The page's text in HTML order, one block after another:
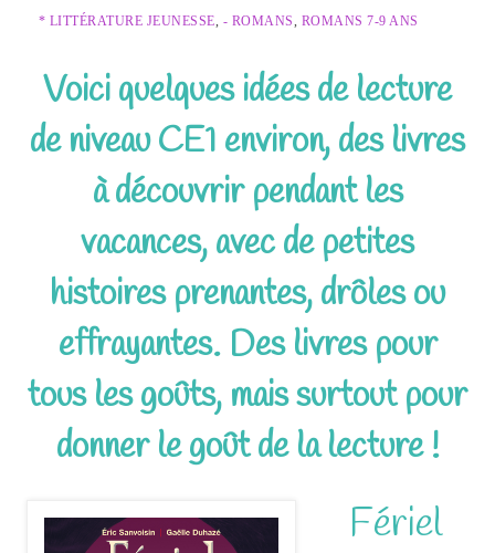
* LITTÉRATURE JEUNESSE, - ROMANS, ROMANS 7-9 ANS
Voici quelques idées de lecture
de niveau CE1 environ, des livres
à découvrir pendant les
vacances, avec de petites
histoires prenantes, drôles ou
effrayantes. Des livres pour
tous les goûts, mais surtout pour
donner le goût de la lecture !
Fériel